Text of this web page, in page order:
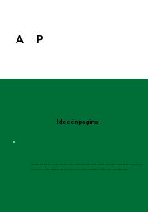
A P
Ideeënpagina
De afbeeldingen en de teksten op de ideeënpagina zijn alleen bedoeld om ideeën op te doen.
Klik op de onderstaande afbeeldingen om meer inspiratie op te doen per categorie.